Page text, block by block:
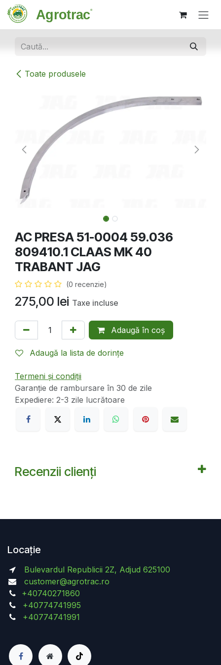
Sari la conținut
Toate produsele
AC PRESA 51-0004 59.036
809410.1 CLAAS MK 40
TRABANT JAG
(0 recenzie)
275,00 lei Taxe incluse
Adaugă în coș
Adaugă la lista de dorințe
Termeni și condiții
Garanție de rambursare în 30 de zile
Expediere: 2-3 zile lucrătoare
Recenzii clienți
Locație
Bulevardul Republicii 2Z, Adjud 625100
customer@agrotrac.ro
+40740271860
+40774741995
+40774741991